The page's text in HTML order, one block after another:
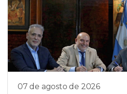
07 de agosto de 2026